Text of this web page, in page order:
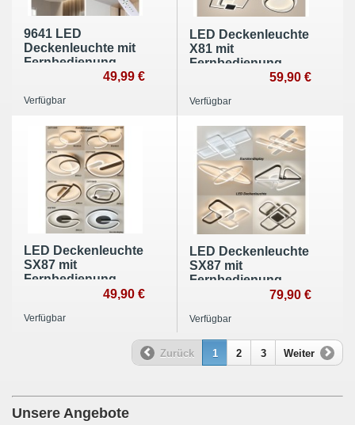
9641 LED
Deckenleuchte mit
Fernbedienung
einstellbar Acryl-
lackierter
Metallrahmen
49,99 €
Verfügbar
LED Deckenleuchte
X81 mit
Fernbedienung
Lichtfarbe/helligkeit
59,90 €
Verfügbar
LED Deckenleuchte
SX87 mit
Fernbedienung
Lichtfarbe und49,90 €
Verfügbar
LED Deckenleuchte
SX87 mit
Fernbedienung
Lichtfarbe und79,90 €
Verfügbar
Zurück 1 2 3 Weiter
Unsere Angebote